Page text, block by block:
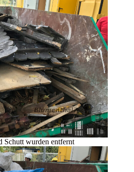
Schutt wurden entfernt